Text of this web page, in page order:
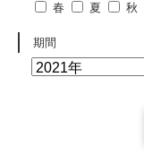
春
夏 秋
期間